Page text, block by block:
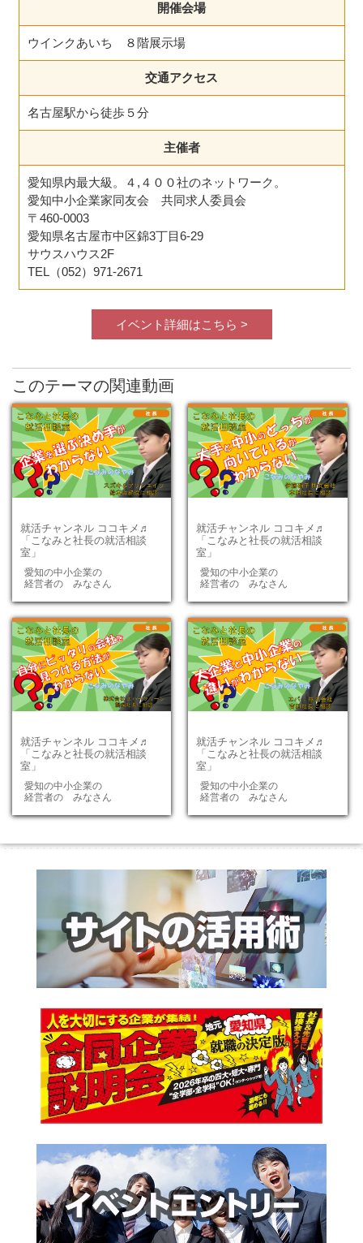
開催会場
ウインクあいち ８階展示場
交通アクセス
名古屋駅から徒歩５分
主催者
愛知県内最大級。４,４００社のネットワーク。
愛知中小企業家同友会 共同求人委員会
〒460-0003
愛知県名古屋市中区錦3丁目6-29
サウスハウス2F
TEL（052）971-2671
イベント詳細はこちら >
このテーマの関連動画
就活チャンネル ココキメ♬
「こなみと社長の就活相談
室」
愛知の中小企業の
経営者の みなさん
就活チャンネル ココキメ♬
「こなみと社長の就活相談
室」
愛知の中小企業の
経営者の みなさん
就活チャンネル ココキメ♬
「こなみと社長の就活相談
室」
愛知の中小企業の
経営者の みなさん
就活チャンネル ココキメ♬
「こなみと社長の就活相談
室」
愛知の中小企業の
経営者の みなさん